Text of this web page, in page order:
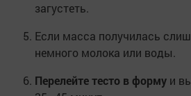
загустеть.
Если масса получилась
немного молока или воды.
Перелейте тесто в форму и